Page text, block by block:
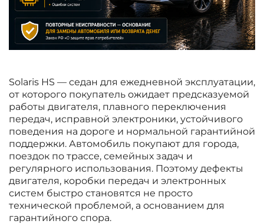
Solaris HS — седан для ежедневной эксплуатации,
от которого покупатель ожидает предсказуемой
работы двигателя, плавного переключения
передач, исправной электроники, устойчивого
поведения на дороге и нормальной гарантийной
поддержки. Автомобиль покупают для города,
поездок по трассе, семейных задач и
регулярного использования. Поэтому дефекты
двигателя, коробки передач и электронных
систем быстро становятся не просто
технической проблемой, а основанием для
гарантийного спора.